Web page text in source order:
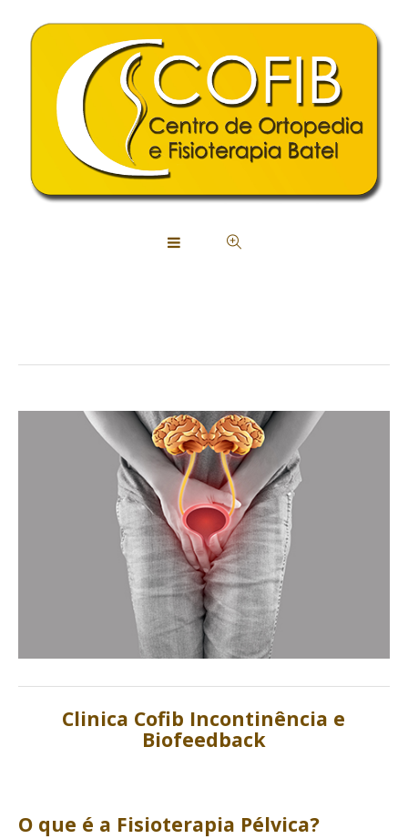
Clinica Cofib Incontinência e
Biofeedback
O que é a Fisioterapia Pélvica?